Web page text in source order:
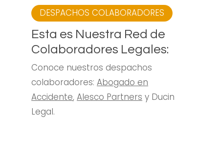
DESPACHOS COLABORADORES
Esta es Nuestra Red de
Colaboradores Legales:
Conoce nuestros despachos
colaboradores:Abogado en
Accidente,Alesco Partners y Ducin
Legal.